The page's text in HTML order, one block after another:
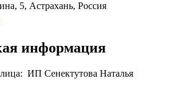
5, Астрахань, Россия
информация
ИП Сенектутова Наталья